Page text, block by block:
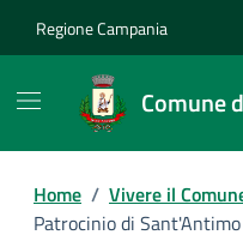
Regione Campania
Comune
Home / Vivere il
Patrocinio di